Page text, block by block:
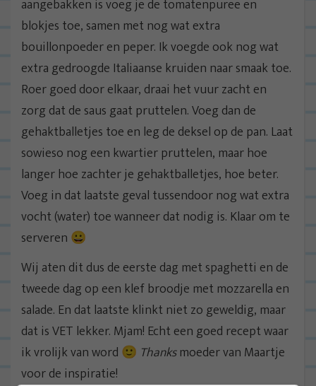
aangebakken is voeg je de tomatenpuree en
blokjes toe, samen met nog wat extra
bouillonpoeder en peper. Ik voegde ook nog wat
extra gedroogde Italiaanse kruiden naar smaak toe.
Roer goed door elkaar, draai het vuur zacht en
zorg dat de saus gaat pruttelen. Voeg dan de
gehaktballetjes toe en leg de deksel op de pan. Laat
sowieso nog een kwartier pruttelen, maar hoe
langer hoe zachter je gehaktballetjes, hoe beter.
Voeg in dat laatste geval tussendoor nog wat extra
vocht (water) toe wanneer dat nodig is. Klaar om te
serveren 😀
Wij aten dit dus de eerste dag met spaghetti en de
tweede dag op een klef broodje met mozzarella en
salade. En dat laatste klinkt niet zo geweldig, maar
dat is VET lekker. Mjam! Echt een goed recept waar
ik vrolijk van word 🙂 Thanksmoeder van Maartje
voor de inspiratie!